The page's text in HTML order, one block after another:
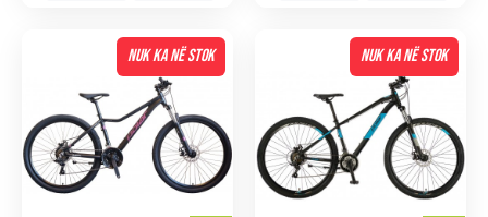
NUK KA NË STOK NUK KA NË STOK